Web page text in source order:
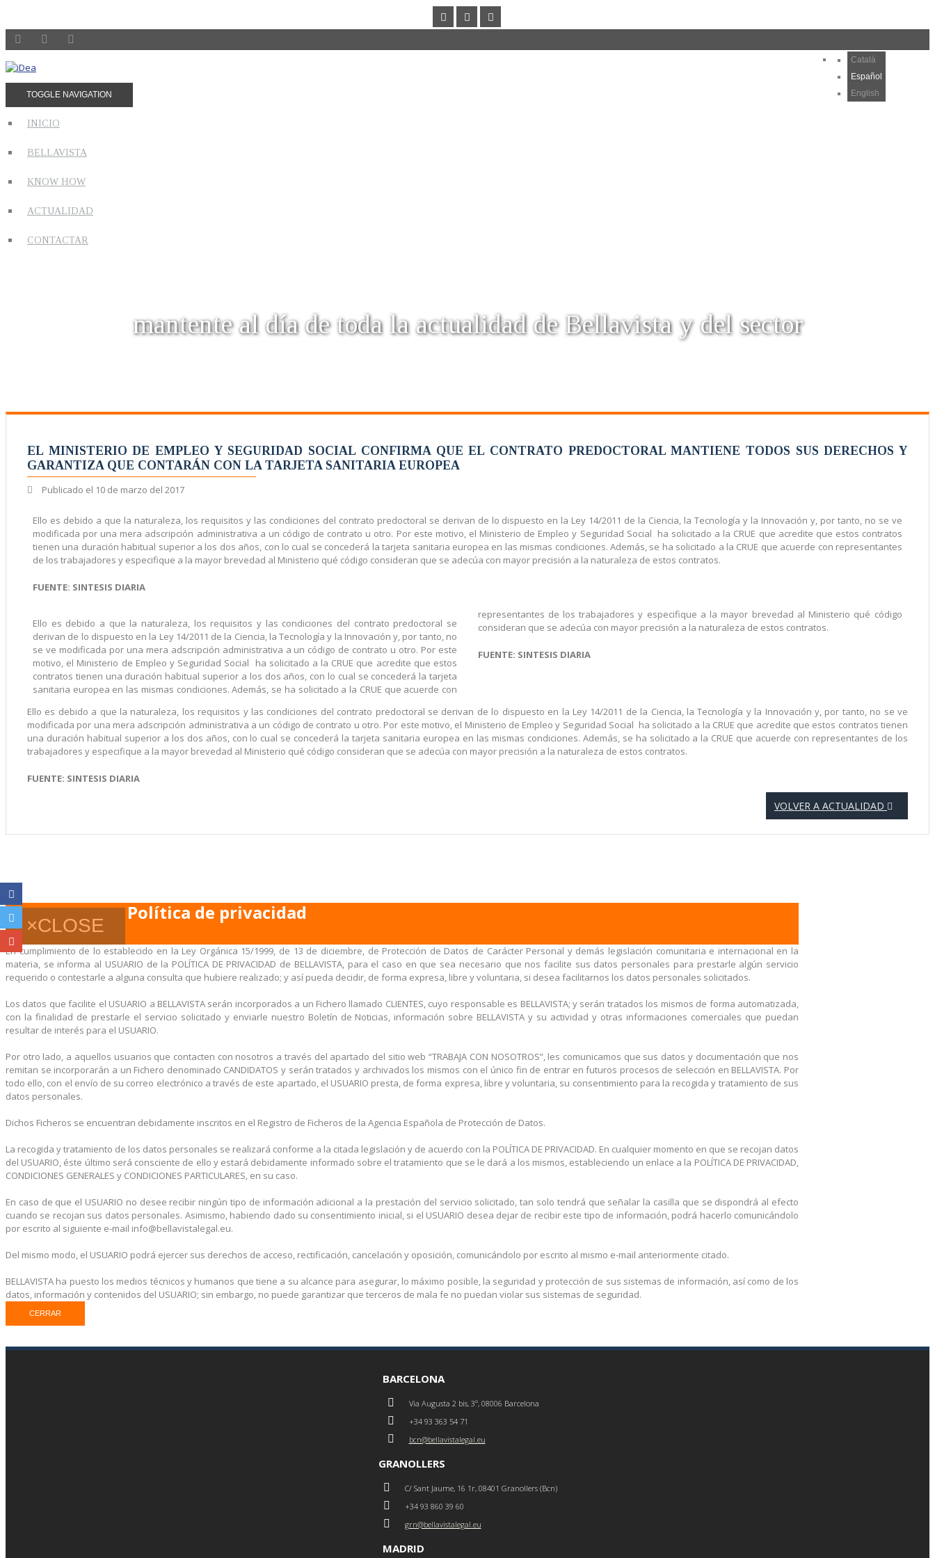
Català
Español
English
TOGGLE NAVIGATION
INICIO
BELLAVISTA
KNOW HOW
ACTUALIDAD
CONTACTAR
mantente al día de toda la actualidad de Bellavista y del sector
EL MINISTERIO DE EMPLEO Y SEGURIDAD SOCIAL CONFIRMA QUE EL CONTRATO PREDOCTORAL MANTIENE TODOS SUS DERECHOS Y
GARANTIZA QUE CONTARÁN CON LA TARJETA SANITARIA EUROPEA
Publicado el 10 de marzo del 2017
Ello es debido a que la naturaleza, los requisitos y las condiciones del contrato predoctoral se derivan de lo dispuesto en la Ley 14/2011 de la Ciencia, la Tecnología y la Innovación y, por tanto, no se ve
modificada por una mera adscripción administrativa a un código de contrato u otro. Por este motivo, el Ministerio de Empleo y Seguridad Social ha solicitado a la CRUE que acredite que estos contratos
tienen una duración habitual superior a los dos años, con lo cual se concederá la tarjeta sanitaria europea en las mismas condiciones. Además, se ha solicitado a la CRUE que acuerde con representantes
de los trabajadores y especifique a la mayor brevedad al Ministerio qué código consideran que se adecúa con mayor precisión a la naturaleza de estos contratos.
FUENTE: SINTESIS DIARIA
Ello es debido a que la naturaleza, los requisitos y las condiciones del contrato predoctoral se
derivan de lo dispuesto en la Ley 14/2011 de la Ciencia, la Tecnología y la Innovación y, por tanto, no
se ve modificada por una mera adscripción administrativa a un código de contrato u otro. Por este
motivo, el Ministerio de Empleo y Seguridad Social ha solicitado a la CRUE que acredite que estos
contratos tienen una duración habitual superior a los dos años, con lo cual se concederá la tarjeta
sanitaria europea en las mismas condiciones. Además, se ha solicitado a la CRUE que acuerde con
representantes de los trabajadores y especifique a la mayor brevedad al Ministerio qué código
consideran que se adecúa con mayor precisión a la naturaleza de estos contratos.
FUENTE: SINTESIS DIARIA
Ello es debido a que la naturaleza, los requisitos y las condiciones del contrato predoctoral se derivan de lo dispuesto en la Ley 14/2011 de la Ciencia, la Tecnología y la Innovación y, por tanto, no se ve
modificada por una mera adscripción administrativa a un código de contrato u otro. Por este motivo, el Ministerio de Empleo y Seguridad Social ha solicitado a la CRUE que acredite que estos contratos tienen
una duración habitual superior a los dos años, con lo cual se concederá la tarjeta sanitaria europea en las mismas condiciones. Además, se ha solicitado a la CRUE que acuerde con representantes de los
trabajadores y especifique a la mayor brevedad al Ministerio qué código consideran que se adecúa con mayor precisión a la naturaleza de estos contratos.
FUENTE: SINTESIS DIARIA
VOLVER A ACTUALIDAD
×CLOSE
Política de privacidad
En cumplimiento de lo establecido en la Ley Orgánica 15/1999, de 13 de diciembre, de Protección de Datos de Carácter Personal y demás legislación comunitaria e internacional en la
materia, se informa al USUARIO de la POLÍTICA DE PRIVACIDAD de BELLAVISTA, para el caso en que sea necesario que nos facilite sus datos personales para prestarle algún servicio
requerido o contestarle a alguna consulta que hubiere realizado; y así pueda decidir, de forma expresa, libre y voluntaria, si desea facilitarnos los datos personales solicitados.
Los datos que facilite el USUARIO a BELLAVISTA serán incorporados a un Fichero llamado CLIENTES, cuyo responsable es BELLAVISTA; y serán tratados los mismos de forma automatizada,
con la finalidad de prestarle el servicio solicitado y enviarle nuestro Boletín de Noticias, información sobre BELLAVISTA y su actividad y otras informaciones comerciales que puedan
resultar de interés para el USUARIO.
Por otro lado, a aquellos usuarios que contacten con nosotros a través del apartado del sitio web “TRABAJA CON NOSOTROS”, les comunicamos que sus datos y documentación que nos
remitan se incorporarán a un Fichero denominado CANDIDATOS y serán tratados y archivados los mismos con el único fin de entrar en futuros procesos de selección en BELLAVISTA. Por
todo ello, con el envío de su correo electrónico a través de este apartado, el USUARIO presta, de forma expresa, libre y voluntaria, su consentimiento para la recogida y tratamiento de sus
datos personales.
Dichos Ficheros se encuentran debidamente inscritos en el Registro de Ficheros de la Agencia Española de Protección de Datos.
La recogida y tratamiento de los datos personales se realizará conforme a la citada legislación y de acuerdo con la POLÍTICA DE PRIVACIDAD. En cualquier momento en que se recojan datos
del USUARIO, éste último será consciente de ello y estará debidamente informado sobre el tratamiento que se le dará a los mismos, estableciendo un enlace a la POLÍTICA DE PRIVACIDAD,
CONDICIONES GENERALES y CONDICIONES PARTICULARES, en su caso.
En caso de que el USUARIO no desee recibir ningún tipo de información adicional a la prestación del servicio solicitado, tan solo tendrá que señalar la casilla que se dispondrá al efecto
cuando se recojan sus datos personales. Asimismo, habiendo dado su consentimiento inicial, si el USUARIO desea dejar de recibir este tipo de información, podrá hacerlo comunicándolo
por escrito al siguiente e-mail info@bellavistalegal.eu.
Del mismo modo, el USUARIO podrá ejercer sus derechos de acceso, rectificación, cancelación y oposición, comunicándolo por escrito al mismo e-mail anteriormente citado.
BELLAVISTA ha puesto los medios técnicos y humanos que tiene a su alcance para asegurar, lo máximo posible, la seguridad y protección de sus sistemas de información, así como de los
datos, información y contenidos del USUARIO; sin embargo, no puede garantizar que terceros de mala fe no puedan violar sus sistemas de seguridad.
CERRAR
BARCELONA
Via Augusta 2 bis, 3º, 08006 Barcelona
+34 93 363 54 71
bcn@bellavistalegal.eu
GRANOLLERS
C/ Sant Jaume, 16 1r, 08401 Granollers (Bcn)
+34 93 860 39 60
grn@bellavistalegal.eu
MADRID